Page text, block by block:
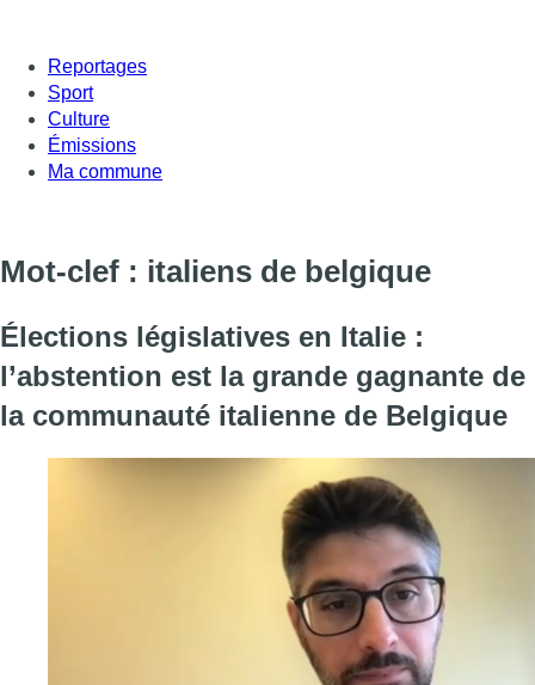
Reportages
Sport
Culture
Émissions
Ma commune
Mot-clef : italiens de belgique
Élections législatives en Italie :
l’abstention est la grande gagnante de
la communauté italienne de Belgique